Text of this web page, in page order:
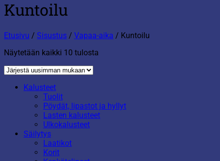
Kuntoilu
Etusivu / Sisustus / Vapaa-aika / Kuntoilu
Näytetään kaikki 10 tulosta
Kalusteet
Tuolit
Pöydät, lipastot ja hyllyt
Lasten kalusteet
Ulkokalusteet
Säilytys
Laatikot
Korit